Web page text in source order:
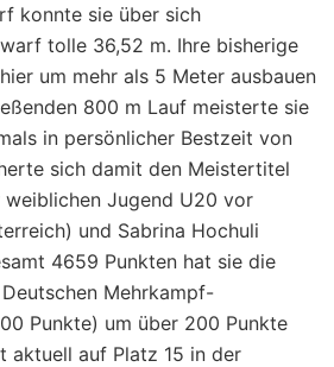
konnte sie über sich
tolle 36,52 m. Ihre bisherige
um mehr als 5 Meter ausbauen
800 m Lauf meisterte sie
in persönlicher Bestzeit von
sich damit den Meistertitel
Jugend U20 vor
und Sabrina Hochuli
4659 Punkten hat sie die
Mehrkampf-
Punkte) um über 200 Punkte
aktuell auf Platz 15 in der